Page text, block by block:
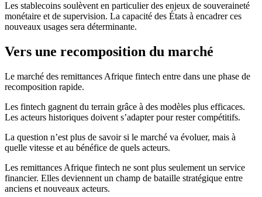
Les stablecoins soulèvent en particulier des enjeux de souveraineté
monétaire et de supervision. La capacité des États à encadrer ces
nouveaux usages sera déterminante.
Vers une recomposition du marché
Le marché des remittances Afrique fintech entre dans une phase de
recomposition rapide.
Les fintech gagnent du terrain grâce à des modèles plus efficaces.
Les acteurs historiques doivent s’adapter pour rester compétitifs.
La question n’est plus de savoir si le marché va évoluer, mais à
quelle vitesse et au bénéfice de quels acteurs.
Les remittances Afrique fintech ne sont plus seulement un service
financier. Elles deviennent un champ de bataille stratégique entre
anciens et nouveaux acteurs.